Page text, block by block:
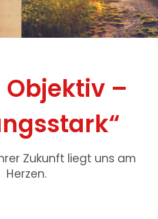
Objektiv –
Zukunft liegt uns am
Herzen.